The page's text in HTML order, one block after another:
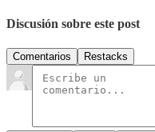
Discusión sobre este post
Comentarios Restacks